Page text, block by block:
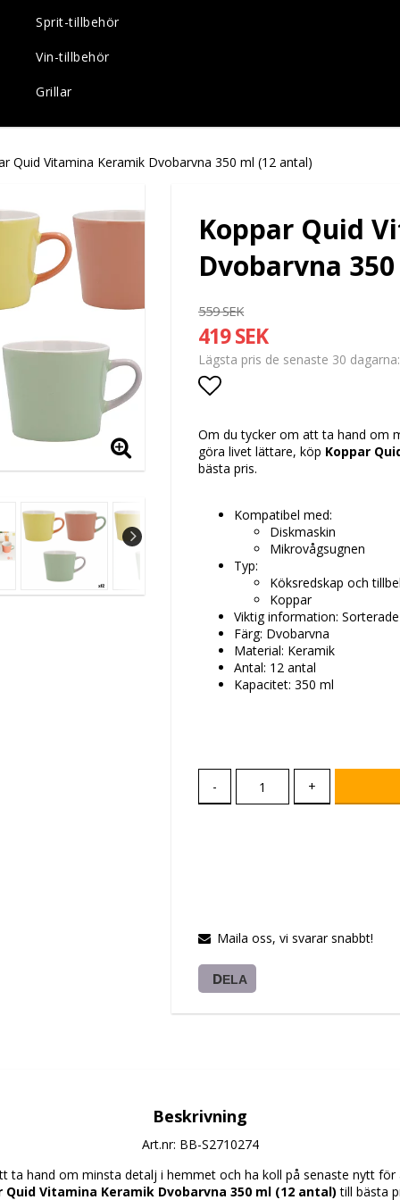
Sprit-tillbehör
Vin-tillbehör
Grillar
Quid Vitamina Keramik Dvobarvna 350 ml (12 antal)
Koppar Quid
Dvobarvna
559 SEK
419 SEK
Lägsta pris de senaste 30 dagarna
Lägg till i
Om du tycker om att ta hand om
göra livet lättare, köp Koppar
bästa pris.
Kompatibel med:
Diskmaskin
Mikrovågsugnen
Typ:
Köksredskap och
Koppar
Viktig information:
Färg: Dvobarvna
Material: Keramik
Antal: 12 antal
Kapacitet: 350 ml
- +
Maila oss, vi svarar snabbt!
DELA
Beskrivning
Art.nr: BB-S2710274
ta hand om minsta detalj i hemmet och ha koll på senaste nytt
Quid Vitamina Keramik Dvobarvna 350 ml (12 antal) till bästa